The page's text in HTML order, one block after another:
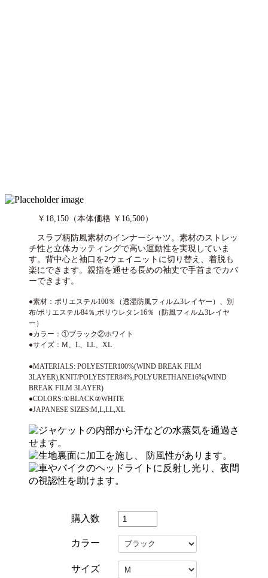
￥18,150（本体価格 ￥16,500）
スラブ柄防風素材のインナーシャツ。素材のストレッ
チ性と立体カッティングで高い運動性を実現していま
す。背中心と袖口を2ウェイニットに切り替え、着脱も
楽にできます。親指を通せる長めの袖丈で手首までカバ
ーできます。
●素材：ポリエステル100％（透湿防風フィルム3レイヤー）、別
布/ポリエステル84％,ポリウレタン16％（防風フィルム3レイヤ
ー）
●カラー：①ブラック②ホワイト
●サイズ：M、L、LL、XL
●MATERIALS: POLYESTER100%(WIND BREAK FILM
3LAYER),KNIT/POLYESTER84%,POLYURETHANE16%(WIND
BREAK FILM 3LAYER)
●COLORS:①BLACK②WHITE
●JAPANESE SIZES:M,L,LL,XL
購入数
カラー
サイズ